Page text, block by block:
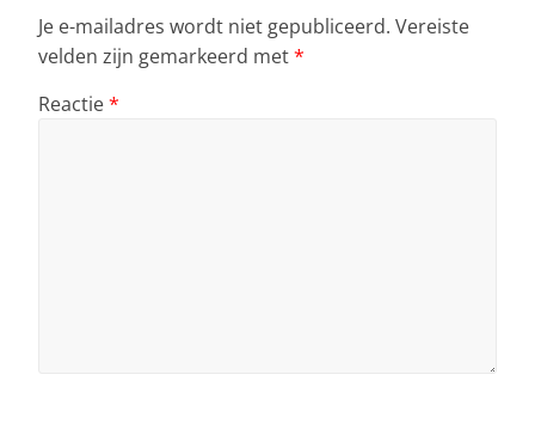
Je e-mailadres wordt niet gepubliceerd. Vereiste
velden zijn gemarkeerd met*
Reactie*